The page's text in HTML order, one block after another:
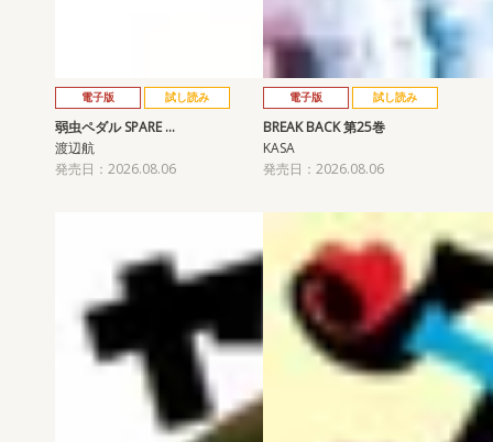
電子版 試し読み
弱虫ペダル SPARE …
渡辺航
発売日：2026.08.06
電子版 試し読み
BREAK BACK 第25巻
KASA
発売日：2026.08.06